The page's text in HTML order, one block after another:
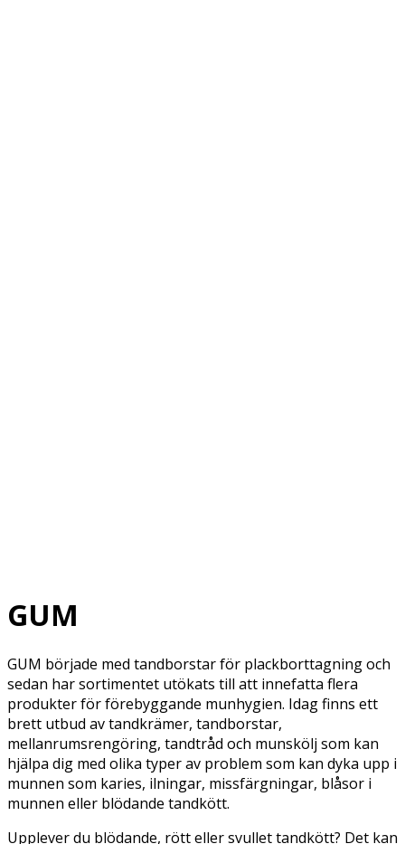
GUM
GUM började med tandborstar för plackborttagning och
sedan har sortimentet utökats till att innefatta flera
produkter för förebyggande munhygien. Idag finns ett
brett utbud av tandkrämer, tandborstar,
mellanrumsrengöring, tandtråd och munskölj som kan
hjälpa dig med olika typer av problem som kan dyka upp i
munnen som karies, ilningar, missfärgningar, blåsor i
munnen eller blödande tandkött.
Upplever du blödande, rött eller svullet tandkött? Det kan